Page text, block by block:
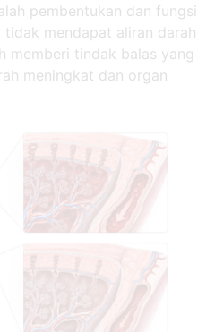
pembentukan dan fungsi
mendapat aliran darah
memberi tindak balas yang
meningkat dan organ